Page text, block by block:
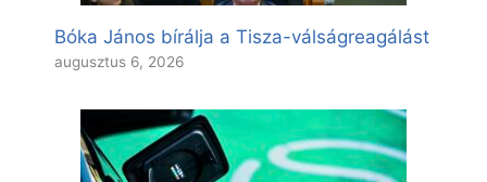
Bóka János bírálja a Tisza-válságreagálást
augusztus 6, 2026